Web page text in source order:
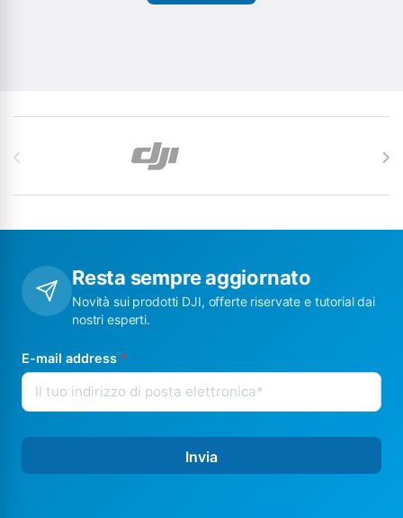
Resta sempre aggiornato
Novità sui prodotti DJI, offerte riservate e tutorial dai
nostri esperti.
E-mail address *
Invia